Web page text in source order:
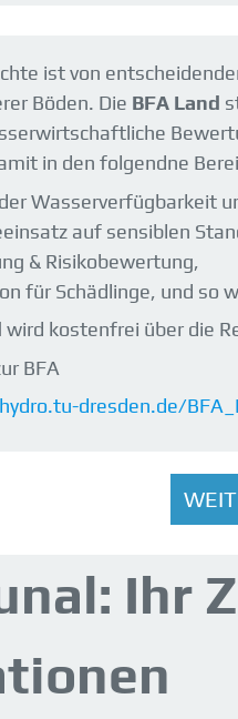
ist von
Böden. Die BFA Land
in den folgendne
Wasserverfügbarkeit
auf sensiblen
& Risikobewertung,
für Schädlinge, und so
wird kostenfrei über die
BFA
dresden.de/
Ihr